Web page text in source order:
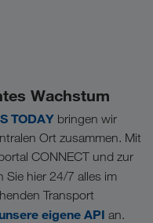
Wachstum
TODAY bringen wir
Ort zusammen. Mit
CONNECT und zur
Sie hier 24/7 alles im
Transport
unsere eigene API an.